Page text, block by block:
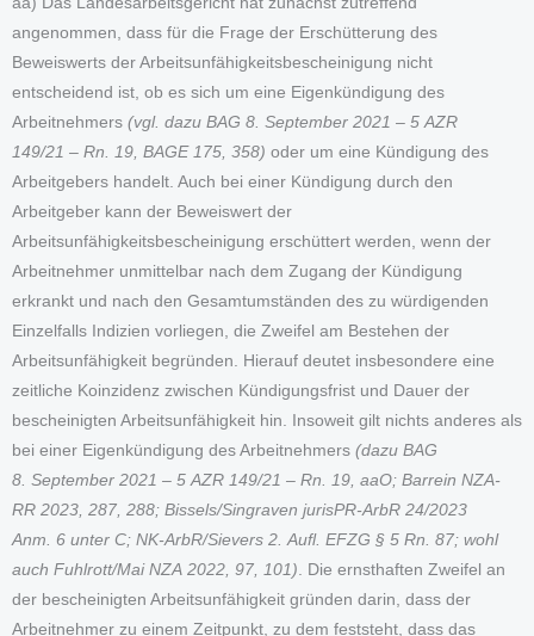
angenommen, dass für die Frage der Erschütterung des
Beweiswerts der Arbeitsunfähigkeitsbescheinigung nicht
entscheidend ist, ob es sich um eine Eigenkündigung des
Arbeitnehmers (vgl. dazu BAG 8. September 2021 – 5 AZR
149/21 – Rn. 19, BAGE 175, 358) oder um eine Kündigung des
Arbeitgebers handelt. Auch bei einer Kündigung durch den
Arbeitgeber kann der Beweiswert der
Arbeitsunfähigkeitsbescheinigung erschüttert werden, wenn der
Arbeitnehmer unmittelbar nach dem Zugang der Kündigung
erkrankt und nach den Gesamtumständen des zu würdigenden
Einzelfalls Indizien vorliegen, die Zweifel am Bestehen der
Arbeitsunfähigkeit begründen. Hierauf deutet insbesondere eine
zeitliche Koinzidenz zwischen Kündigungsfrist und Dauer der
bescheinigten Arbeitsunfähigkeit hin. Insoweit gilt nichts anderes als
bei einer Eigenkündigung des Arbeitnehmers (dazu BAG
8. September 2021 – 5 AZR 149/21 – Rn. 19, aaO; Barrein NZA-
RR 2023, 287, 288; Bissels/Singraven jurisPR-ArbR 24/2023
Anm. 6 unter C; NK-ArbR/Sievers 2. Aufl. EFZG § 5 Rn. 87; wohl
auch Fuhlrott/Mai NZA 2022, 97, 101) . Die ernsthaften Zweifel an
der bescheinigten Arbeitsunfähigkeit gründen darin, dass der
Arbeitnehmer zu einem Zeitpunkt, zu dem feststeht, dass das